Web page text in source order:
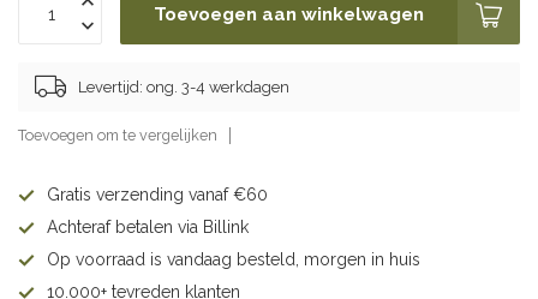
Toevoegen aan winkelwagen
Levertijd: ong. 3-4 werkdagen
Toevoegen om te vergelijken
Gratis verzending vanaf €60
Achteraf betalen via Billink
Op voorraad is vandaag besteld, morgen in huis
10.000+ tevreden klanten